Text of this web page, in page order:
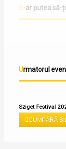
S-ar putea să-
Urmatorul
Sziget Festival
CUMPĂRĂ